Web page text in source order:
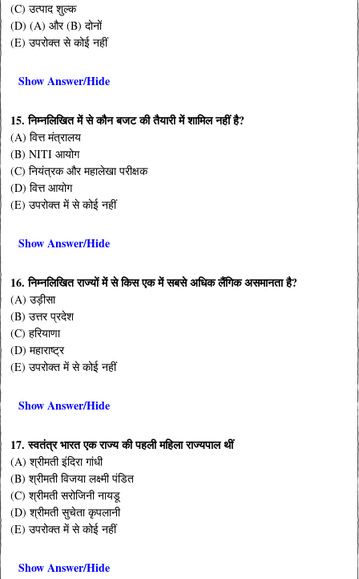
(C) उत्पाद शुल्क
(D) (A) और (B) दोनों
(E) उपरोक्त से कोई नहीं
Show Answer/Hide
15.निम्नलिखित में से कौन बजट की तैयारी में शामिल नहीं है?
(A) वित्त मंत्रालय
(B) NITI आयोग
(C) नियंत्रक और महालेखा परीक्षक
(D) वित्त आयोग
(E) उपरोक्त में से कोई नहीं
Show Answer/Hide
16.निम्नलिखित राज्यों में से किस एक में सबसे अधिक लैंगिक असमानता है?
(A) उड़ीसा
(B) उत्तर प्रदेश
(C) हरियाणा
(D) महाराष्ट्र
(E) उपरोक्त में से कोई नहीं
Show Answer/Hide
17.स्वतंत्र भारत एक राज्य की पहली महिला राज्यपाल थीं
(A) श्रीमती इंदिरा गांधी
(B) श्रीमती विजया लक्ष्मी पंडित
(C) श्रीमती सरोजिनी नायडू
(D) श्रीमती सुचेता कृपलानी
(E) उपरोक्त में से कोई नहीं
Show Answer/Hide